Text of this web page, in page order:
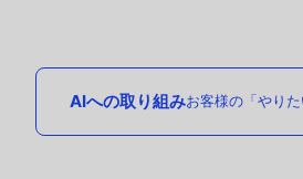
AIへの取り組みお客様の「やり